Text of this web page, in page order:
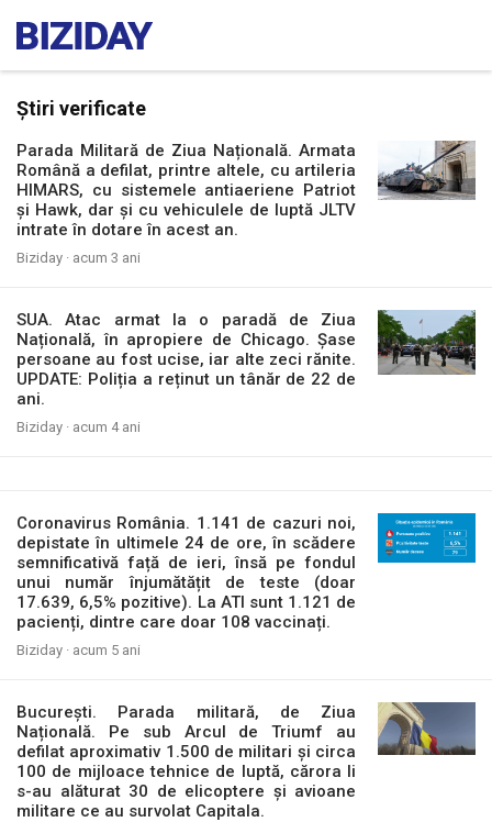
Știri verificate
Parada Militară de Ziua Națională. Armata
Română a defilat, printre altele, cu artileria
HIMARS, cu sistemele antiaeriene Patriot
și Hawk, dar și cu vehiculele de luptă JLTV
intrate în dotare în acest an.
Biziday · acum 3 ani
SUA. Atac armat la o paradă de Ziua
Națională, în apropiere de Chicago. Șase
persoane au fost ucise, iar alte zeci rănite.
UPDATE: Poliția a reținut un tânăr de 22 de
ani.
Biziday · acum 4 ani
Coronavirus România. 1.141 de cazuri noi,
depistate în ultimele 24 de ore, în scădere
semnificativă față de ieri, însă pe fondul
unui număr înjumătățit de teste (doar
17.639, 6,5% pozitive). La ATI sunt 1.121 de
pacienți, dintre care doar 108 vaccinați.
Biziday · acum 5 ani
București. Parada militară, de Ziua
Națională. Pe sub Arcul de Triumf au
defilat aproximativ 1.500 de militari și circa
100 de mijloace tehnice de luptă, cărora li
s-au alăturat 30 de elicoptere și avioane
militare ce au survolat Capitala.